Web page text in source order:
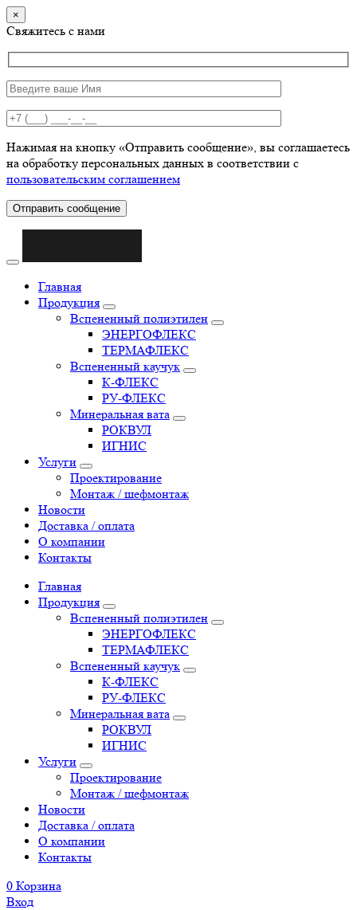
×
Свяжитесь с нами
Нажимая на кнопку «Отправить сообщение», вы соглашаетесь
на обработку персональных данных в соответствии с
пользовательским соглашением
Отправить сообщение
Главная
Продукция
Вспененный полиэтилен
ЭНЕРГОФЛЕКС
ТЕРМАФЛЕКС
Вспененный каучук
К-ФЛЕКС
РУ-ФЛЕКС
Минеральная вата
РОКВУЛ
ИГНИС
Услуги
Проектирование
Монтаж / шефмонтаж
Новости
Доставка / оплата
О компании
Контакты
Главная
Продукция
Вспененный полиэтилен
ЭНЕРГОФЛЕКС
ТЕРМАФЛЕКС
Вспененный каучук
К-ФЛЕКС
РУ-ФЛЕКС
Минеральная вата
РОКВУЛ
ИГНИС
Услуги
Проектирование
Монтаж / шефмонтаж
Новости
Доставка / оплата
О компании
Контакты
0 Корзина
Вход